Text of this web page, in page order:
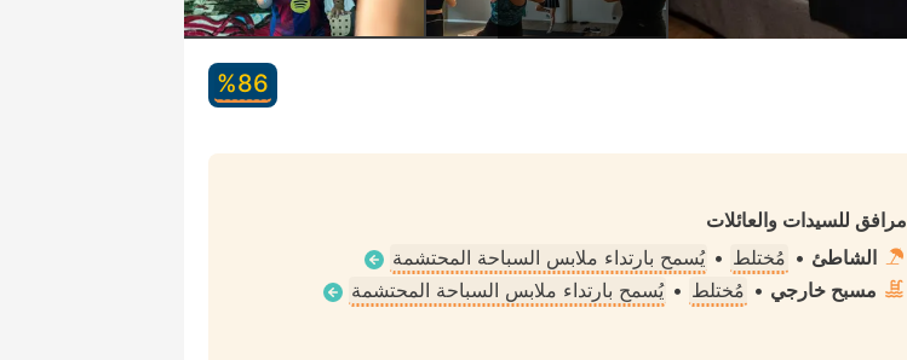
86‏%
مرافق للسيدات والعائلات
الشاطئ • مُختلط • يُسمح بارتداء ملابس السباحة المحتشمة
مسبح خارجي • مُختلط • يُسمح بارتداء ملابس السباحة المحتشمة